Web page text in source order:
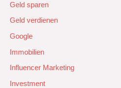
Geld sparen
Geld verdienen
Google
Immobilien
Influencer Marketing
Investment